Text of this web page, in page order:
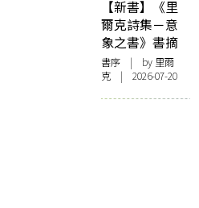
【新書】《里
爾克詩集－意
象之書》書摘
書序 | by 里爾
克 | 2026-07-20